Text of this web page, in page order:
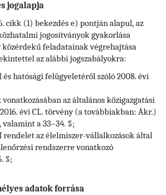
jogalapja
cikk (1) bekezdés e) pontján alapul, az
jogosítványok gyakorlása
közérdekű feladatainak végrehajtása
az alábbi jogszabályokra:
hatósági felügyeletéről szóló 2008. évi
az általános közigazgatási
évi CL. törvény (a továbbiakban: Ákr.)
valamint a 33–34. §;
rendelet az élelmiszer-vállalkozások által
rendszerre vonatkozó
§;
adatok forrása